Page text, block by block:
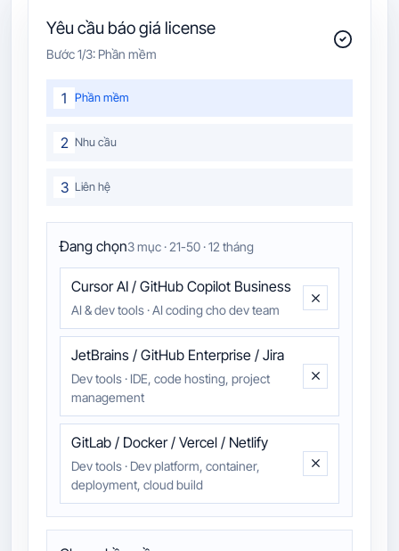
Yêu cầu báo giá license
Bước1/3: Phần mềm
1 Phần mềm
2 Nhu cầu
3 Liên hệ
Đang chọn3 mục · 21-50 · 12 tháng
Cursor AI / GitHub Copilot Business
AI & dev tools ·AI coding cho dev team
JetBrains / GitHub Enterprise / Jira
Dev tools · IDE, code hosting, project
management
GitLab / Docker / Vercel / Netlify
Dev tools · Dev platform, container,
deployment, cloud build